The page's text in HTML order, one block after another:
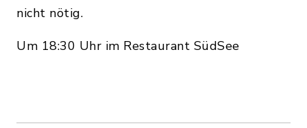
nicht nötig.
Um 18:30 Uhr im Restaurant SüdSee